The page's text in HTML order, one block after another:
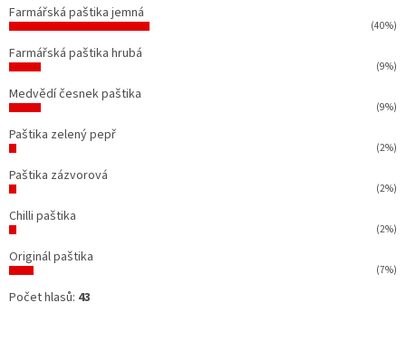
Farmářská paštika jemná
(40%)
Farmářská paštika hrubá
(9%)
Medvědí česnek paštika
(9%)
Paštika zelený pepř
(2%)
Paštika zázvorová
(2%)
Chilli paštika
(2%)
Originál paštika
(7%)
Počet hlasů: 43